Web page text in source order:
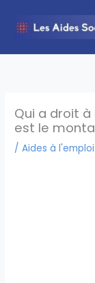
Qui a droit
est le
/Aides à l'emploi